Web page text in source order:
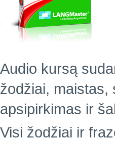
Audio kursą
žodžiai, maistas,
apsipirkimas ir
Visi žodžiai ir